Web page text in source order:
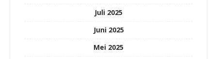
Juli 2025
Juni 2025
Mei 2025